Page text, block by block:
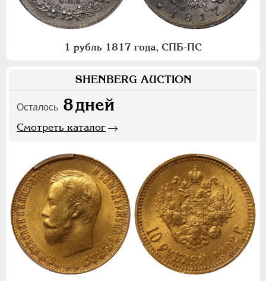
1 рубль 1817 года, СПБ-ПС
SHENBERG AUCTION
Осталось 8дней
Смотреть каталог